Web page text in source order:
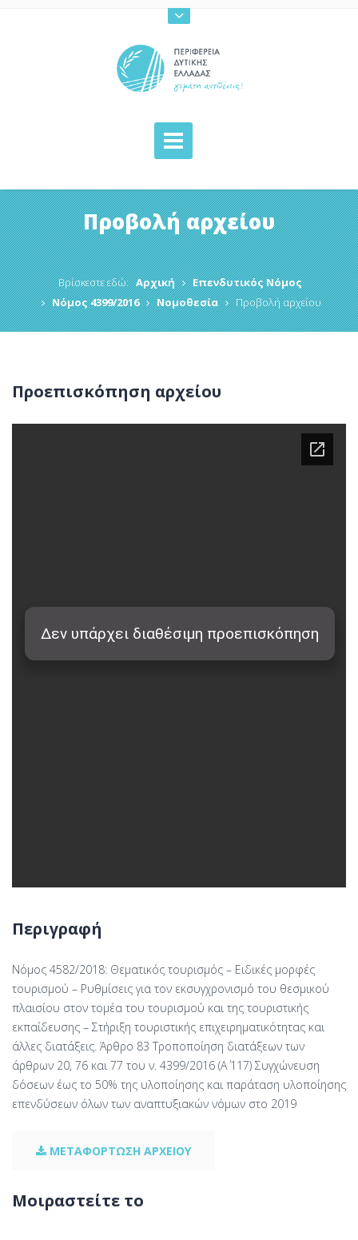
Προβολή αρχείου
Βρίσκεστε εδώ: Αρχική
Επενδυτικός Νόμος
Νόμος 4399/2016
Νομοθεσία Προβολή αρχείου
Προεπισκόπηση αρχείου
Περιγραφή
Nόμος 4582/2018: Θεματικός τουρισμός – Ειδικές μορφές
τουρισμού – Ρυθμίσεις για τον εκσυγχρονισμό του θεσμικού
πλαισίου στον τομέα του τουρισμού και της τουριστικής
εκπαίδευσης – Στήριξη τουριστικής επιχειρηματικότητας και
άλλες διατάξεις. Άρθρο 83 Τροποποίηση διατάξεων των
άρθρων 20, 76 και 77 του ν. 4399/2016 (Α΄ 117) Συγχώνευση
δόσεων έως το 50% της υλοποίησης και παράταση υλοποίησης
επενδύσεων όλων των αναπτυξιακών νόμων στο 2019
ΜΕΤΑΦΟΡΤΩΣΗ ΑΡΧΕΙΟΥ
Μοιραστείτε το